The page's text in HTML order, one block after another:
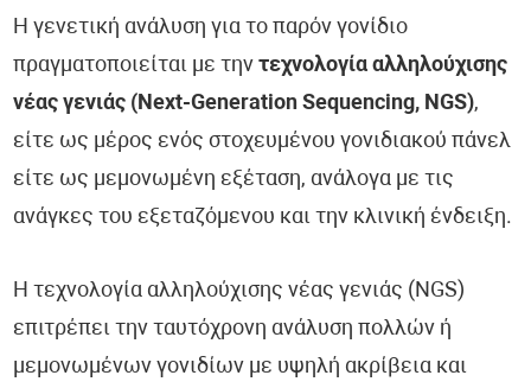
Η γενετική ανάλυση για το παρόν γονίδιο
πραγματοποιείται με τηντεχνολογία αλληλούχισης
νέας γενιάς (Next-Generation Sequencing, NGS),
είτε ως μέρος ενός στοχευμένου γονιδιακού πάνελ
είτε ως μεμονωμένη εξέταση, ανάλογα με τις
ανάγκες του εξεταζόμενου και την κλινική ένδειξη.
Η τεχνολογία αλληλούχισης νέας γενιάς (NGS)
επιτρέπει την ταυτόχρονη ανάλυση πολλών ή
μεμονωμένων γονιδίων με υψηλή ακρίβεια και